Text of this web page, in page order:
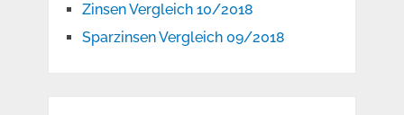
Zinsen Vergleich 10/2018
Sparzinsen Vergleich 09/2018